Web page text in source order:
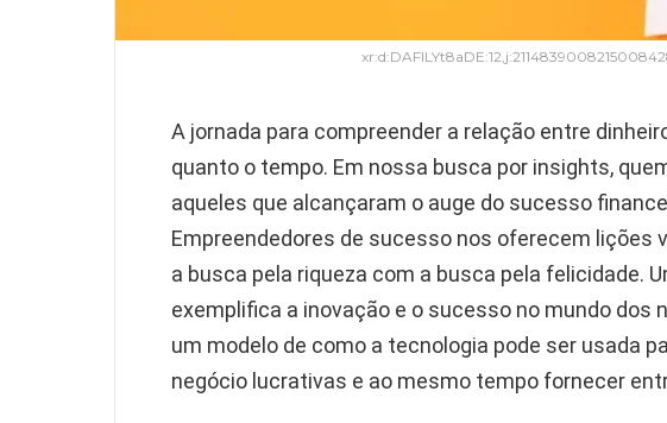
A jornada para compreender a relação entre
quanto o tempo. Em nossa busca por insights,
aqueles que alcançaram o auge do sucesso
Empreendedores de sucesso nos oferecem lições
a busca pela riqueza com a busca pela felicidade.
exemplifica a inovação e o sucesso no mundo dos
um modelo de como a tecnologia pode ser usada
negócio lucrativas e ao mesmo tempo fornecer